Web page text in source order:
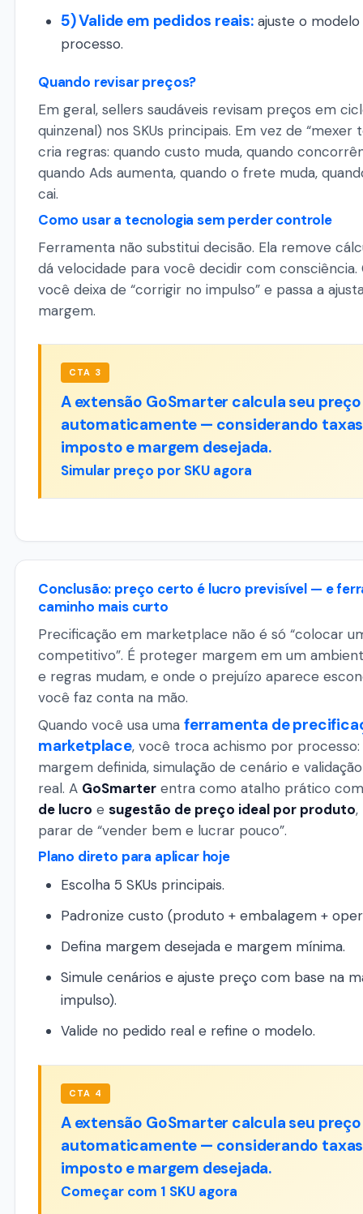
5) Valide em pedidos reais:ajuste o modelo
processo.
Quando revisar preços?
Em geral, sellers saudáveis revisam preços em
quinzenal) nos SKUs principais. Em vez de “mexer
cria regras: quando custo muda, quando
quando Ads aumenta, quando o frete muda,
cai.
Como usar a tecnologia sem perder controle
Ferramenta não substitui decisão. Ela remove
dá velocidade para você decidir com
você deixa de “corrigir no impulso” e passa a
margem.
CTA 3
A extensão GoSmarter calcula seu
automaticamente — considerando
imposto e margem desejada.
Simular preço por SKU agora
Conclusão: preço certo é lucro previsível — e
caminho mais curto
Precificação em marketplace não é só “colocar
competitivo”. É proteger margem em um
e regras mudam, e onde o prejuízo aparece
você faz conta na mão.
Quando você usa uma ferramenta de
marketplace, você troca achismo por
margem definida, simulação de cenário e
real. A GoSmarter entra como atalho prático
de lucro e sugestão de preço ideal por produto,
parar de “vender bem e lucrar pouco”.
Plano direto para aplicar hoje
Escolha 5 SKUs principais.
Padronize custo (produto + embalagem +
Defina margem desejada e margem mínima.
Simule cenários e ajuste preço com base na
impulso).
Valide no pedido real e refine o modelo.
CTA 4
A extensão GoSmarter calcula seu
automaticamente — considerando
imposto e margem desejada.
Começar com 1 SKU agora